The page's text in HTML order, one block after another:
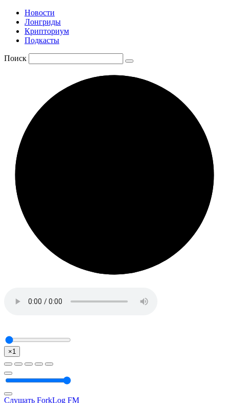
Новости
Лонгриды
Крипториум
Подкасты
Поиск
×1
Слушать ForkLog FM